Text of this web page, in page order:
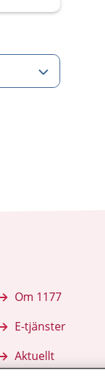
Om 1177
E-tjänster
Aktuellt